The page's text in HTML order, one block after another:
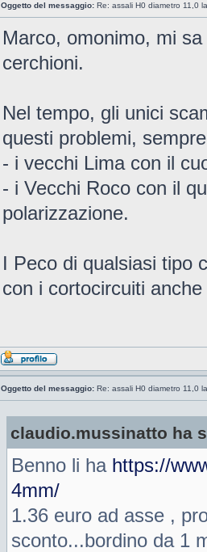
Oggetto del messaggio: Re: assali H0 diametro 11,0
Marco, omonimo, mi
cerchioni.
Nel tempo, gli unici
questi problemi,
- i vecchi Lima con il
- i Vecchi Roco con il
polarizzazione.
I Peco di qualsiasi tipo
con i cortocircuiti
Oggetto del messaggio: Re: assali H0 diametro 11,0
claudio.mussinatto ha
Benno li ha https://
4mm/
1.36 euro ad asse ,
sconto...bordino da 1